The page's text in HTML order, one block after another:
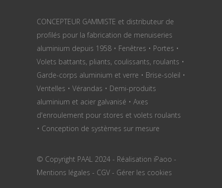
CONCEPTEUR GAMMISTE et distributeur de
profilés pour la fabrication de menuiseries
aluminium depuis 1958 • Fenêtres • Portes •
Volets battants, pliants, coulissants, roulants •
Garde-corps aluminium et verre • Brise-soleil •
Ventelles • Vérandas • Demi-produits
aluminium et acier galvanisé • Axes
d'enroulement pour stores et volets roulants
• Conception de systèmes sur mesure
© Copyright PAAL 2024 - Réalisation iPaoo -
Mentions légales - CGV - Gérer les cookies